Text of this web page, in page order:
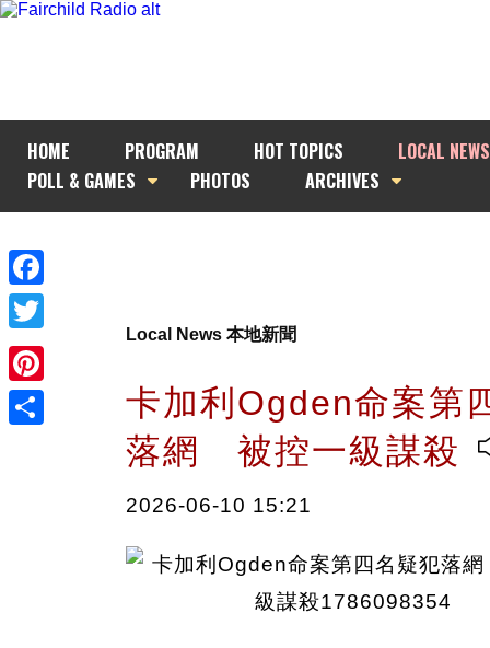
HOME PROGRAM HOT TOPICS
LOCAL NEWS
POLL & GAMES
PHOTOS ARCHIVES
Facebook
Twitter
Pinterest
Local News 本地新聞
卡加利Ogden命案第
落網 被控一級謀殺
2026-06-10 15:21